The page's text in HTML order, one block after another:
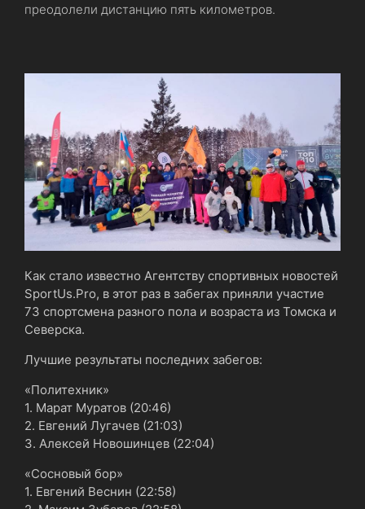
преодолели дистанцию пять километров.
Как стало известно Агентству спортивных новостей
SportUs.Pro, в этот раз в забегах приняли участие
73 спортсмена разного пола и возраста из Томска и
Северска.
Лучшие результаты последних забегов:
«Политехник»
1. Марат Муратов (20:46)
2. Евгений Лугачев (21:03)
3. Алексей Новошинцев (22:04)
«Сосновый бор»
1. Евгений Веснин (22:58)